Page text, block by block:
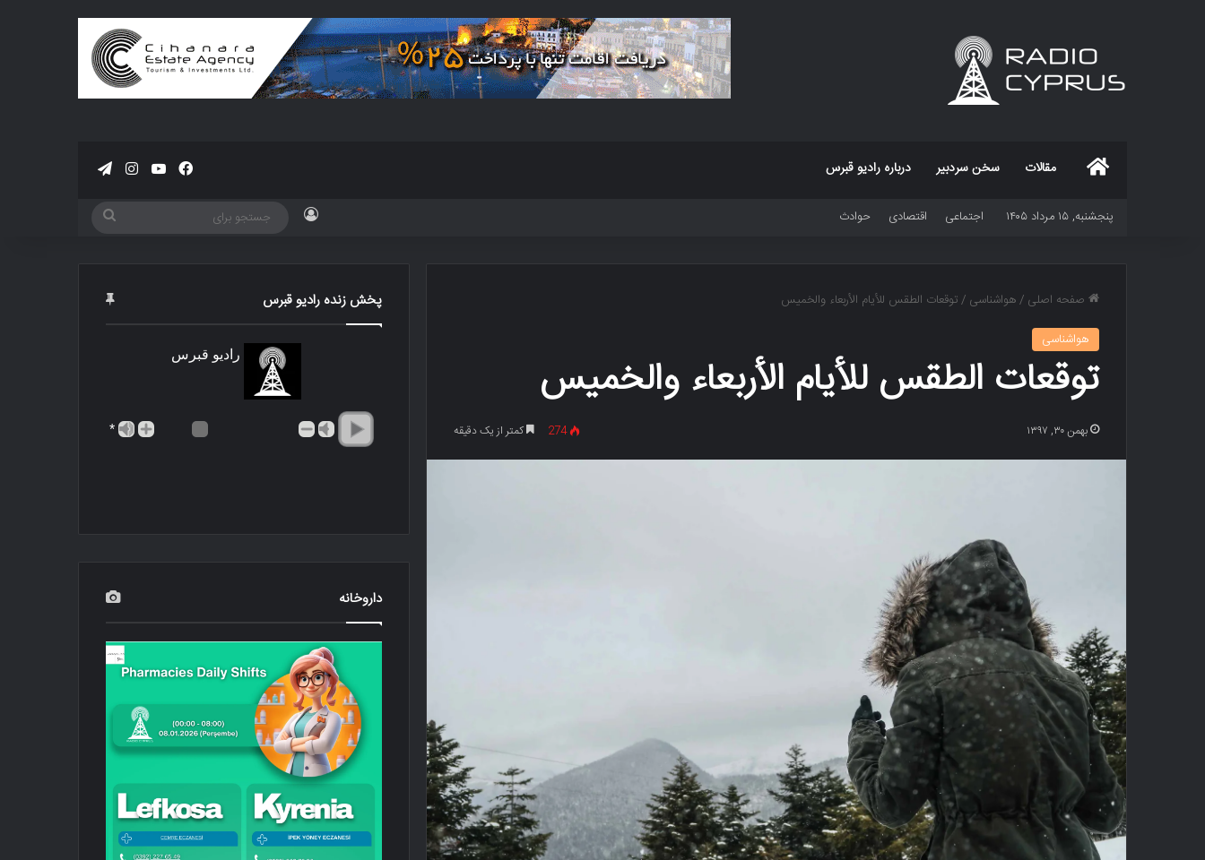
خانه مقالات سخن سردبیر درباره رادیو قبرس فیسبوکیوتیوباینستاگرام
تلگرام
پنجشنبه, ۱۵ مرداد ۱۴۰۵ اجتماعی اقتصادی حوادث ورود
جستجو
صفحه اصلی /هواشناسی /توقعات الطقس للأیام الأربعاء والخمیس
هواشناسی
توقعات الطقس للأیام الأربعاء والخمیس
بهمن ۳۰, ۱۳۹۷ 274 کمتر از یک دقیقه
پخش زنده رادیو قبرس
رادیو قبرس
*
داروخانه